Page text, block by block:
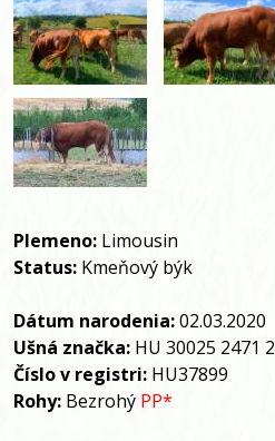
Plemeno: Limousin
Status: Kmeňový býk
Dátum narodenia:02.03.2020
Ušná značka: HU 30025 2471 2
Číslo v registri: HU37899
Rohy: Bezrohý PP*